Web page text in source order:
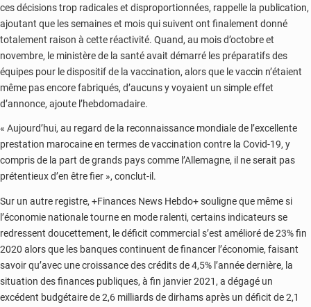
ces décisions trop radicales et disproportionnées, rappelle la publication,
ajoutant que les semaines et mois qui suivent ont finalement donné
totalement raison à cette réactivité. Quand, au mois d’octobre et
novembre, le ministère de la santé avait démarré les préparatifs des
équipes pour le dispositif de la vaccination, alors que le vaccin n’étaient
même pas encore fabriqués, d’aucuns y voyaient un simple effet
d’annonce, ajoute l’hebdomadaire.
« Aujourd’hui, au regard de la reconnaissance mondiale de l’excellente
prestation marocaine en termes de vaccination contre la Covid-19, y
compris de la part de grands pays comme l’Allemagne, il ne serait pas
prétentieux d’en être fier », conclut-il.
Sur un autre registre, +Finances News Hebdo+ souligne que même si
l’économie nationale tourne en mode ralenti, certains indicateurs se
redressent doucettement, le déficit commercial s’est amélioré de 23% fin
2020 alors que les banques continuent de financer l’économie, faisant
savoir qu’avec une croissance des crédits de 4,5% l’année dernière, la
situation des finances publiques, à fin janvier 2021, a dégagé un
excédent budgétaire de 2,6 milliards de dirhams après un déficit de 2,1